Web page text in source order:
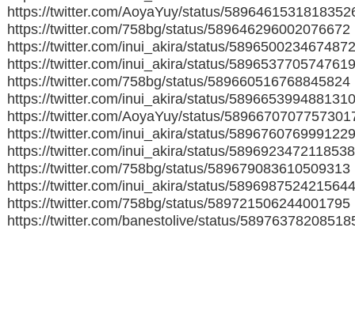
https://twitter.com/AoyaYuy/status/
https://twitter.com/758bg/status/589646296002076672
https://twitter.com/inui_akira/status/
https://twitter.com/inui_akira/status/
https://twitter.com/758bg/status/589660516768845824
https://twitter.com/inui_akira/status/
https://twitter.com/AoyaYuy/status/
https://twitter.com/inui_akira/status/
https://twitter.com/inui_akira/status/
https://twitter.com/758bg/status/589679083610509313
https://twitter.com/inui_akira/status/
https://twitter.com/758bg/status/589721506244001795
https://twitter.com/banestolive/status/